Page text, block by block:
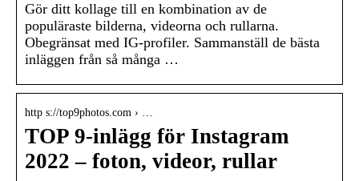
Gör ditt kollage till en kombination av de
populäraste bilderna, videorna och rullarna.
Obegränsat med IG-profiler. Sammanställ de bästa
inläggen från så många …
http s://top9photos.com › …
TOP 9-inlägg för Instagram
2022 – foton, videor, rullar